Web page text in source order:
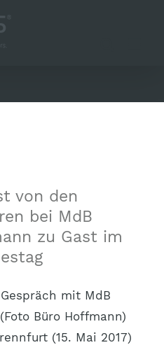
von den
bei MdB
zu Gast im
mit MdB
Büro Hoffmann)
(15. Mai 2017)